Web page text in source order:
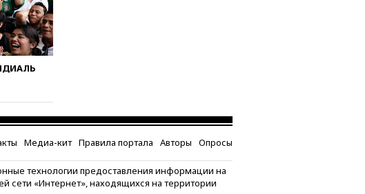
в
ВСУ по
от
Медиа-кит Правила портала Авторы Опросы
технологии предоставления информации на
сети «Интернет», находящихся на территории